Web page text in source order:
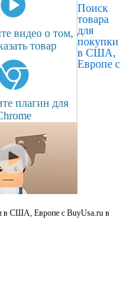
видео о том,
товар
плагин для
Поиск
товара
для
покупки
в США,
Европе с
в США, Европе с BuyUsa.ru в